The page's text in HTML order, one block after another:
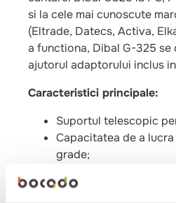
si la cele mai cunoscute
(Eltrade, Datecs, Activa,
a functiona, Dibal G-325 se
ajutorul adaptorului inclus
Caracteristici principale:
Suportul telescopic
Capacitatea de a
grade;
Interfata Serial;